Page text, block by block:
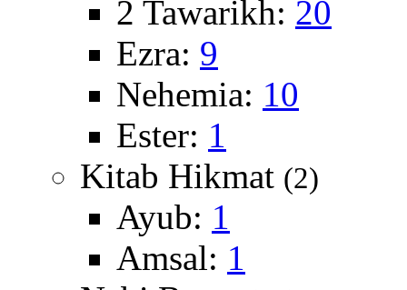
2 Tawarikh: 20
Ezra: 9
Nehemia: 10
Ester: 1
Kitab Hikmat (2)
Ayub: 1
Amsal: 1